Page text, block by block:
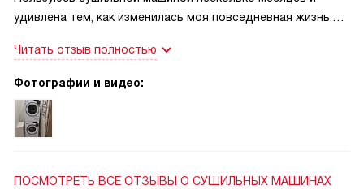
удивлена тем, как изменилась моя повседневная жизнь.
готовы к носке намного быстрее, и я меньше переживаю о
погоде. Я женщина, у которой всегда полно дел, поэтому
месте. Одежда после сушки мягкая и не требует долгой
глажки. Это реально экономит время по утрам
Читать отзыв полностью
Фотографии и видео:
ПОСМОТРЕТЬ ВСЕ ОТЗЫВЫ О СУШИЛЬНЫХ МАШИНАХ